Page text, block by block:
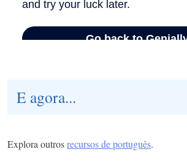
E agora...
Explora outrosrecursos de português.